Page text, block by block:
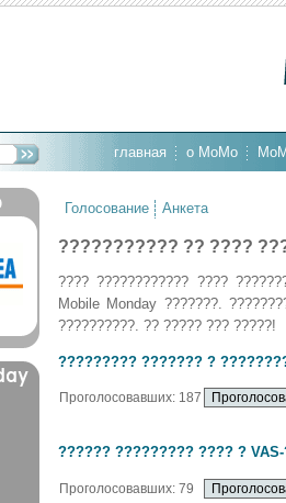
главная о MoMo
Голосование Анкета
??????????? ?? ????
???? ???????????? ????
Mobile Monday ???????.
??????????. ?? ????? ??? ?????!
????????? ??????? ?
Проголосовавших: 187
?????? ????????? ???? ?
Проголосовавших: 79